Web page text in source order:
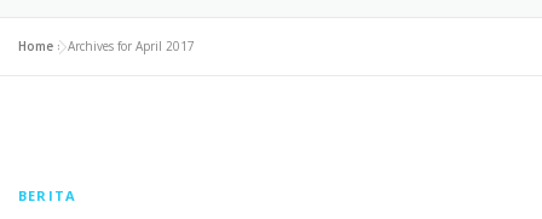
PROJECT ARTIKEL & BERITA
Home »Archives for April 2017
BERITA